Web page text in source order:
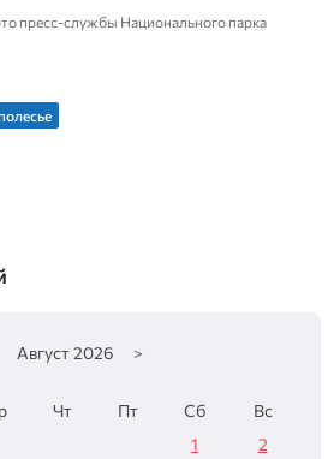
пресс-службы Национального парка
Август 2026 >
Чт Пт Сб
Вс
1
2